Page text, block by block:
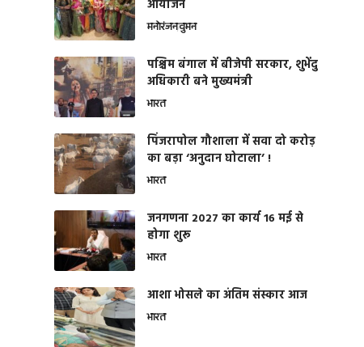
आयोजन
मनोरंजनवुमन
पश्चिम बंगाल में बीजेपी सरकार, शुभेंदु
अधिकारी बने मुख्यमंत्री
भारत
​पिंजरापोल गौशाला में सवा दो करोड़
का बड़ा ‘अनुदान घोटाला’ !
भारत
जनगणना 2027 का कार्य 16 मई से
होगा शुरू
भारत
आशा भोसले का अंतिम संस्कार आज
भारत